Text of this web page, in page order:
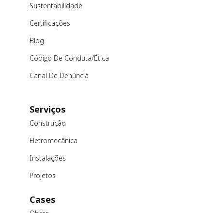
Sustentabilidade
Certificações
Blog
Código De Conduta/ética
Canal De Denúncia
Serviços
Construção
Eletromecânica
Instalações
Projetos
Cases